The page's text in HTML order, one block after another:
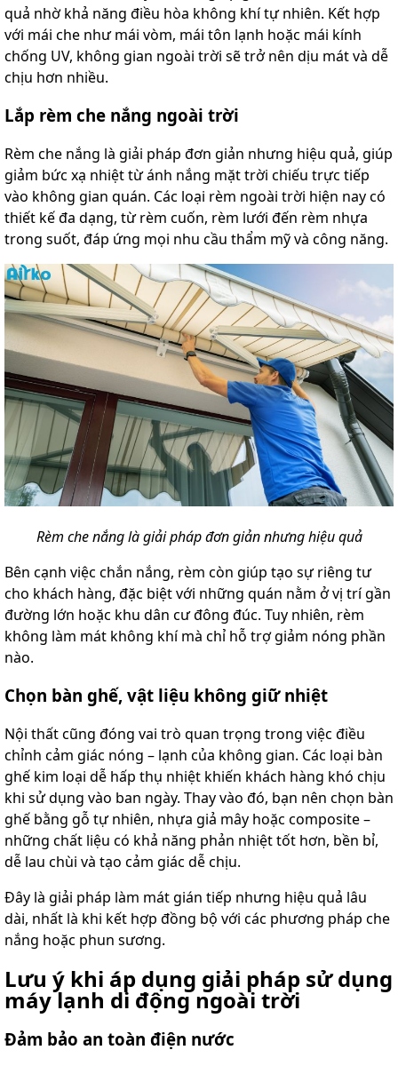
quả nhờ khả năng điều hòa không khí tự nhiên. Kết hợp
với mái che như mái vòm, mái tôn lạnh hoặc mái kính
chống UV, không gian ngoài trời sẽ trở nên dịu mát và dễ
chịu hơn nhiều.
Lắp rèm che nắng ngoài trời
Rèm che nắng là giải pháp đơn giản nhưng hiệu quả, giúp
giảm bức xạ nhiệt từ ánh nắng mặt trời chiếu trực tiếp
vào không gian quán. Các loại rèm ngoài trời hiện nay có
thiết kế đa dạng, từ rèm cuốn, rèm lưới đến rèm nhựa
trong suốt, đáp ứng mọi nhu cầu thẩm mỹ và công năng.
Rèm che nắng là giải pháp đơn giản nhưng hiệu quả
Bên cạnh việc chắn nắng, rèm còn giúp tạo sự riêng tư
cho khách hàng, đặc biệt với những quán nằm ở vị trí gần
đường lớn hoặc khu dân cư đông đúc. Tuy nhiên, rèm
không làm mát không khí mà chỉ hỗ trợ giảm nóng phần
nào.
Chọn bàn ghế, vật liệu không giữ nhiệt
Nội thất cũng đóng vai trò quan trọng trong việc điều
chỉnh cảm giác nóng – lạnh của không gian. Các loại bàn
ghế kim loại dễ hấp thụ nhiệt khiến khách hàng khó chịu
khi sử dụng vào ban ngày. Thay vào đó, bạn nên chọn bàn
ghế bằng gỗ tự nhiên, nhựa giả mây hoặc composite –
những chất liệu có khả năng phản nhiệt tốt hơn, bền bỉ,
dễ lau chùi và tạo cảm giác dễ chịu.
Đây là giải pháp làm mát gián tiếp nhưng hiệu quả lâu
dài, nhất là khi kết hợp đồng bộ với các phương pháp che
nắng hoặc phun sương.
Lưu ý khi áp dụng giải pháp sử dụng
máy lạnh di động ngoài trời
Đảm bảo an toàn điện nước